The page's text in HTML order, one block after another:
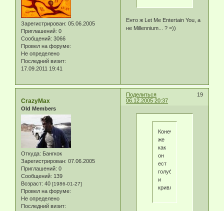
Зарегистрирован: 05.06.2005
Приглашений: 0
Сообщений: 3066
Провел на форуме:
Не определено
Последний визит:
17.09.2011 19:41
Енто ж Let Me Entertain You, а
не Millennium... ? =))
Поделиться
19
06.12.2005 20:37
CrazyMax
Old Members
Откуда: Бангкок
Зарегистрирован: 07.06.2005
Приглашений: 0
Сообщений: 139
Возраст: 40 [1986-01-27]
Провел на форуме:
Не определено
Последний визит:
Конечно
же
как
он
ест
голубя
и
кривляется!